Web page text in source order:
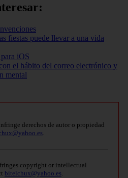
fiestas puede llevar a una vida
iOS
el hábito del correo electrónico y
mental
derechos de autor o propiedad
.
copyright or intellectual
bitelchux@yahoo.es.